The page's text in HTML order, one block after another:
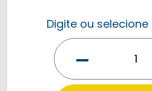
Digite ou
-